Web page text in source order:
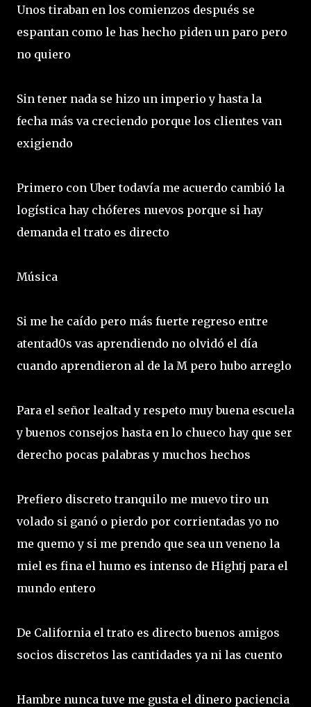
Unos tiraban en los comienzos después se
espantan como le has hecho piden un paro pero
no quiero
Sin tener nada se hizo un imperio y hasta la
fecha más va creciendo porque los clientes van
exigiendo
Primero con Uber todavía me acuerdo cambió la
logística hay chóferes nuevos porque si hay
demanda el trato es directo
Música
Si me he caído pero más fuerte regreso entre
atentad0s vas aprendiendo no olvidó el día
cuando aprendieron al de la M pero hubo arreglo
Para el señor lealtad y respeto muy buena escuela
y buenos consejos hasta en lo chueco hay que ser
derecho pocas palabras y muchos hechos
Prefiero discreto tranquilo me muevo tiro un
volado si ganó o pierdo por corrientadas yo no
me quemo y si me prendo que sea un veneno la
miel es fina el humo es intenso de Hightj para el
mundo entero
De California el trato es directo buenos amigos
socios discretos las cantidades ya ni las cuento
Hambre nunca tuve me gusta el dinero paciencia